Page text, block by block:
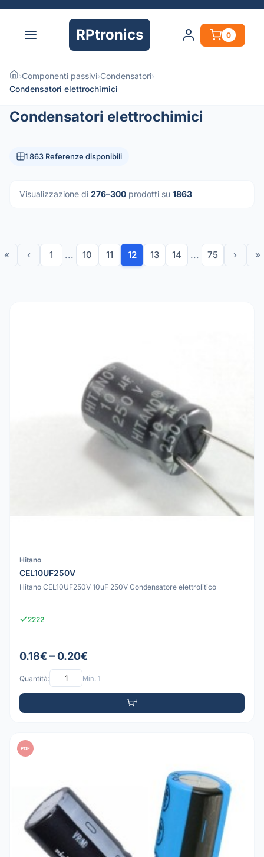
RPtronics 0
›Componenti passivi›Condensatori›
Condensatori elettrochimici
Condensatori elettrochimici
1 863 Referenze disponibili
Visualizzazione di 276–300 prodotti su 1863
« ‹ 1 ... 10 11 12 13 14 ... 75 › »
Hitano
CEL10UF250V
Hitano CEL10UF250V 10uF 250V Condensatore elettrolitico
2222
0.18€ – 0.20€
Quantità: Min: 1
PDF